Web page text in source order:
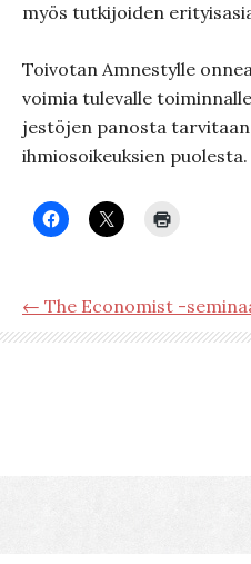
myös tutkijoiden
Toivotan Amnestylle
voimia tulevalle
jestöjen panosta
ihmiosoikeuksien puolesta.
← The Economist -